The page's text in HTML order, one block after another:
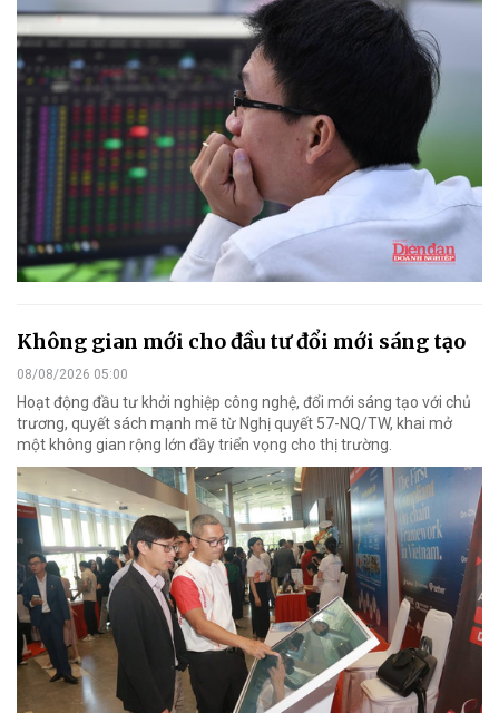
Không gian mới cho đầu tư đổi mới sáng tạo
08/08/2026 05:00
Hoạt động đầu tư khởi nghiệp công nghệ, đổi mới sáng tạo với chủ
trương, quyết sách mạnh mẽ từ Nghị quyết 57-NQ/TW, khai mở
một không gian rộng lớn đầy triển vọng cho thị trường.